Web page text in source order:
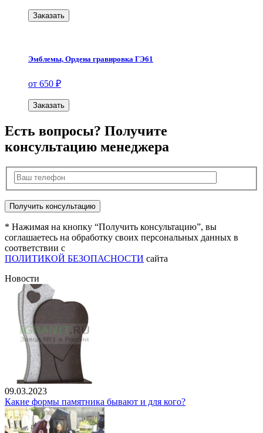
Заказать
Эмблемы, Ордена гравировка ГЭ61
от 650 ₽
Заказать
Есть вопросы? Получите
консультацию менеджера
* Нажимая на кнопку “Получить консультацию”, вы
соглашаетесь на обработку своих персональных данных в
соответствии с
ПОЛИТИКОЙ БЕЗОПАСНОСТИ сайта
Новости
09.03.2023
Какие формы памятника бывают и для кого?